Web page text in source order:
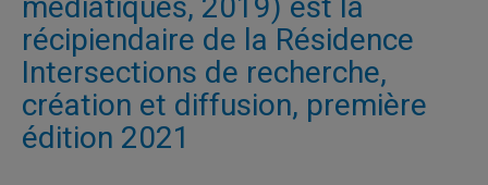
récipiendaire de la Résidence
Intersections de recherche,
création et diffusion, première
édition 2021